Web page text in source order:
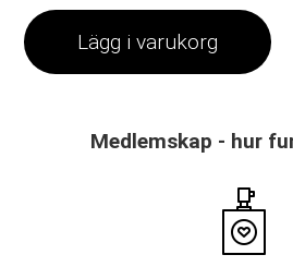
Lägg i varukorg
Medlemskap - hur